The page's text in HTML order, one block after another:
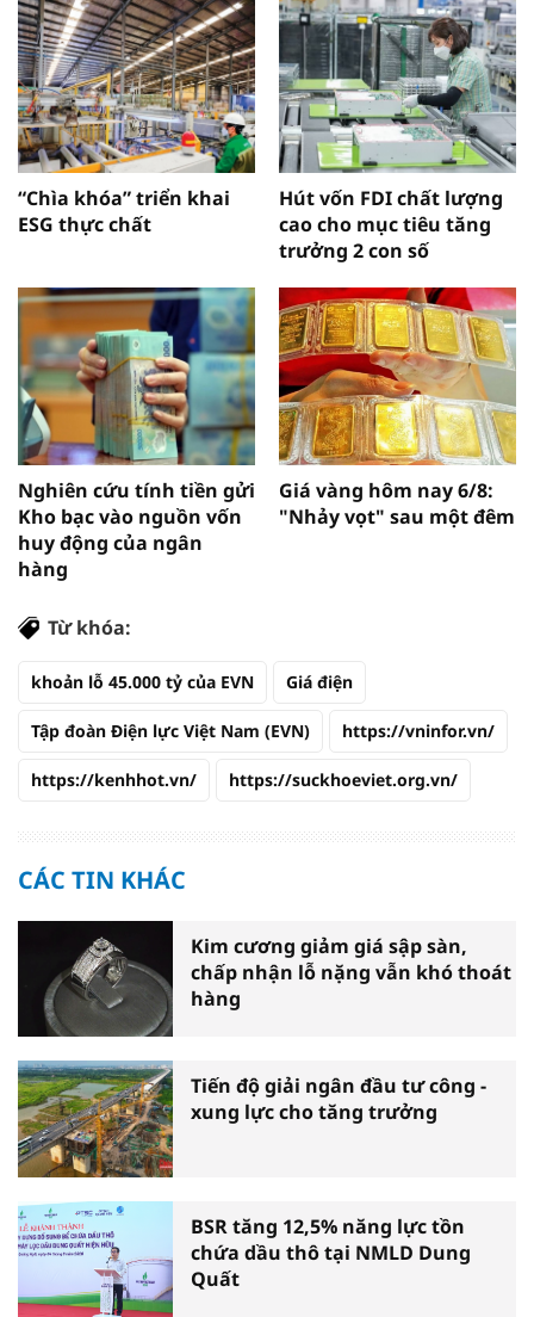
“Chìa khóa” triển khai
ESG thực chất
Hút vốn FDI chất lượng
cao cho mục tiêu tăng
trưởng 2 con số
Nghiên cứu tính tiền gửi
Kho bạc vào nguồn vốn
huy động của ngân
hàng
Giá vàng hôm nay 6/8:
"Nhảy vọt" sau một đêm
Từ khóa:
khoản lỗ 45.000 tỷ của EVN Giá điện
Tập đoàn Điện lực Việt Nam (EVN) https://vninfor.vn/
https://kenhhot.vn/ https://suckhoeviet.org.vn/
CÁC TIN KHÁC
Kim cương giảm giá sập sàn,
chấp nhận lỗ nặng vẫn khó thoát
hàng
Tiến độ giải ngân đầu tư công -
xung lực cho tăng trưởng
BSR tăng 12,5% năng lực tồn
chứa dầu thô tại NMLD Dung
Quất